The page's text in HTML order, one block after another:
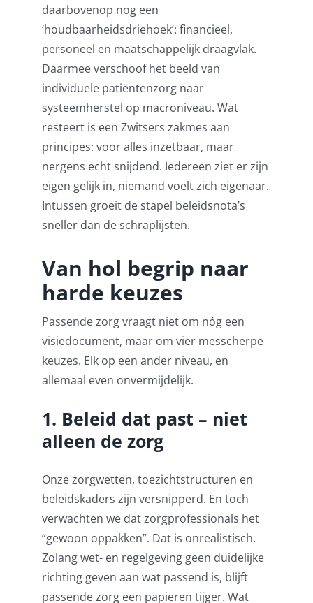
daarbovenop nog een
‘houdbaarheidsdriehoek’: financieel,
personeel en maatschappelijk draagvlak.
Daarmee verschoof het beeld van
individuele patiëntenzorg naar
systeemherstel op macroniveau. Wat
resteert is een Zwitsers zakmes aan
principes: voor alles inzetbaar, maar
nergens echt snijdend. Iedereen ziet er zijn
eigen gelijk in, niemand voelt zich eigenaar.
Intussen groeit de stapel beleidsnota’s
sneller dan de schraplijsten.
Van hol begrip naar
harde keuzes
Passende zorg vraagt niet om nóg een
visiedocument, maar om vier messcherpe
keuzes. Elk op een ander niveau, en
allemaal even onvermijdelijk.
1. Beleid dat past – niet
alleen de zorg
Onze zorgwetten, toezichtstructuren en
beleidskaders zijn versnipperd. En toch
verwachten we dat zorgprofessionals het
“gewoon oppakken”. Dat is onrealistisch.
Zolang wet- en regelgeving geen duidelijke
richting geven aan wat passend is, blijft
passende zorg een papieren tijger. Wat